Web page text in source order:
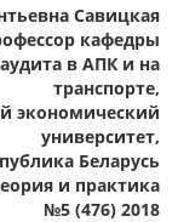
Савицкая
кафедры
в АПК и на
транспорте,
экономический
университет,
Беларусь
и практика
№5 (476) 2018